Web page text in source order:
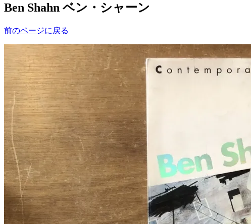
Ben Shahn ベン・シャーン
前のページに戻る